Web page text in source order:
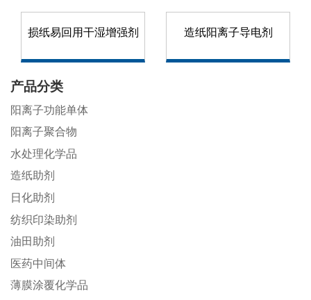
损纸易回用干湿增强剂 造纸阳离子导电剂
产品分类
阳离子功能单体
阳离子聚合物
水处理化学品
造纸助剂
日化助剂
纺织印染助剂
油田助剂
医药中间体
薄膜涂覆化学品